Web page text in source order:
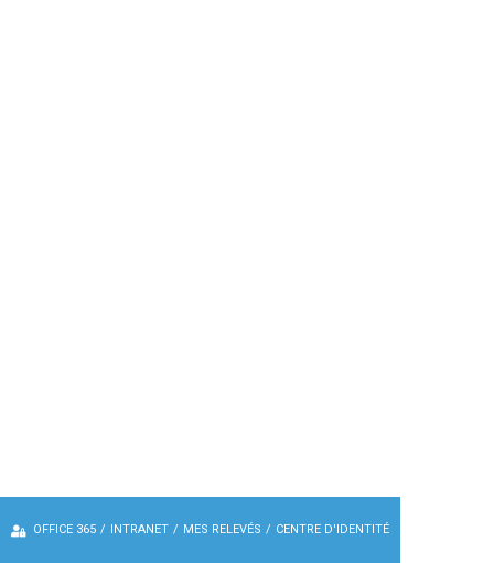
OFFICE 365 / INTRANET / MES RELEVÉS / CENTRE D'IDENTITÉ